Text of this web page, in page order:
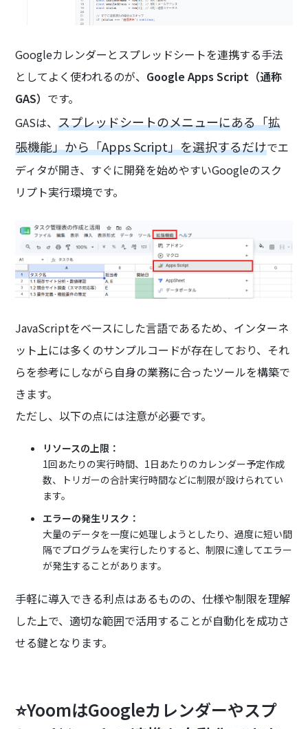
Googleカレンダーとスプレッドシートを連携する手法
としてよく使われるのが、 Google Apps Script（通称
GAS） です。
GASは、スプレッドシートのメニューにある「拡
張機能」から「Apps Script」を選択するだけでエ
ディタが開き、すぐに開発を始めやすいGoogleのスク
リプト実行環境です。
JavaScriptをベースにした言語であるため、インターネ
ット上には多くのサンプルコードが存在しており、それ
らを参考にしながら自身の業務に合ったツールを構築で
きます。
ただし、以下の点には注意が必要です。
リソースの上限：
1回あたりの実行時間、1日あたりのカレンダー予定作成
数、トリガーの合計実行時間などに制限が設けられてい
ます。
エラーの発生リスク：
大量のデータを一度に処理しようとしたり、過度に短い間
隔でプログラムを実行したりすると、制限に達してエラー
が発生することがあります。
手軽に導入できる利点はあるものの、仕様や制限を理解
した上で、適切な範囲で活用することが自動化を成功さ
せる鍵となります。
⭐YoomはGoogleカレンダーやスプ